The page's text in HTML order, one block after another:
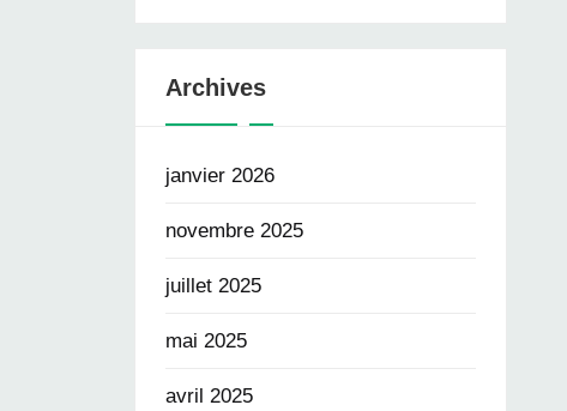
Archives
janvier 2026
novembre 2025
juillet 2025
mai 2025
avril 2025